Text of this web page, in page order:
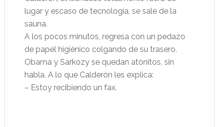
lugar y escaso de tecnología, se sale de la
sauna.
A los pocos minutos, regresa con un pedazo
de papel higiénico colgando de su trasero.
Obama y Sarkozy se quedan atónitos, sin
habla. A lo que Calderón les explica:
– Estoy recibiendo un fax.